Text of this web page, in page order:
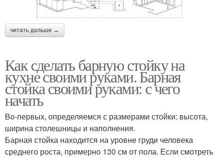
читать дальше →
Как сделать барную стойку на
кухне своими руками. Барная
стойка своими руками: с чего
начать
Во-первых, определяемся с размерами стойки: высота,
ширина столешницы и наполнения.
Барная стойка находится на уровне груди человека
среднего роста, примерно 130 см от пола. Если смотреть